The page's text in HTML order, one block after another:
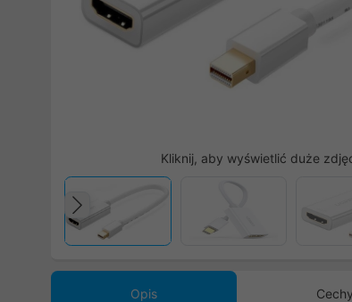
Kliknij, aby wyświetlić duże
Poprzedni
Opis Cechy